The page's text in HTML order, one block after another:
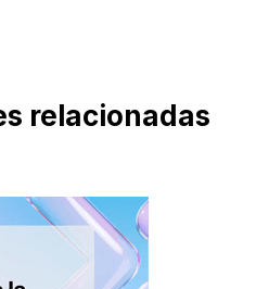
relacionadas